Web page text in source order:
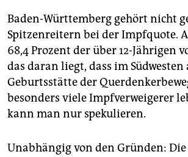
Baden-Württemberg gehört nicht
Spitzenreitern bei der Impfquote.
68,4 Prozent der über 12-Jährigen
das daran liegt, dass im Südwesten
Geburtsstätte der
besonders viele Impfverweigerer
kann man nur spekulieren.
Unabhängig von den Gründen: Die